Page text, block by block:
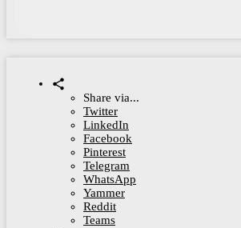
Share via...
Twitter
LinkedIn
Facebook
Pinterest
Telegram
WhatsApp
Yammer
Reddit
Teams